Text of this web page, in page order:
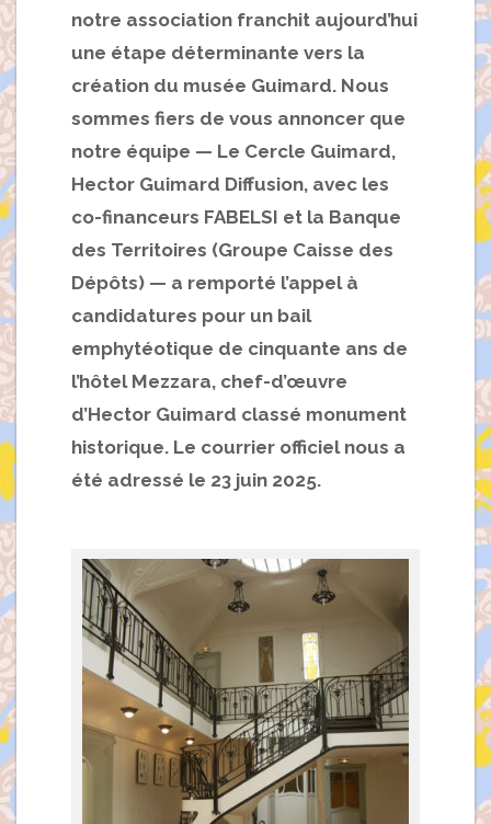
notre association franchit aujourd’hui
une étape déterminante vers la
création du musée Guimard. Nous
sommes fiers de vous annoncer que
notre équipe — Le Cercle Guimard,
Hector Guimard Diffusion, avec les
co-financeurs FABELSI et la Banque
des Territoires (Groupe Caisse des
Dépôts) — a remporté l’appel à
candidatures pour un bail
emphytéotique de cinquante ans de
l’hôtel Mezzara, chef-d’œuvre
d’Hector Guimard classé monument
historique. Le courrier officiel nous a
été adressé le 23 juin 2025.